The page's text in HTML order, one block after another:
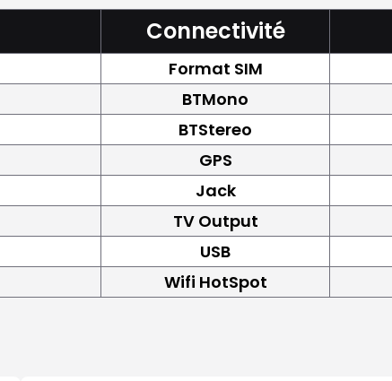
Connectivité
Format SIM
BTMono
BTStereo
GPS
Jack
TV Output
USB
Wifi HotSpot